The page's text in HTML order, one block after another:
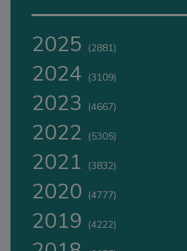
2025 (2881)
2024 (3109)
2023 (4667)
2022 (5305)
2021 (3832)
2020 (4777)
2019 (4222)